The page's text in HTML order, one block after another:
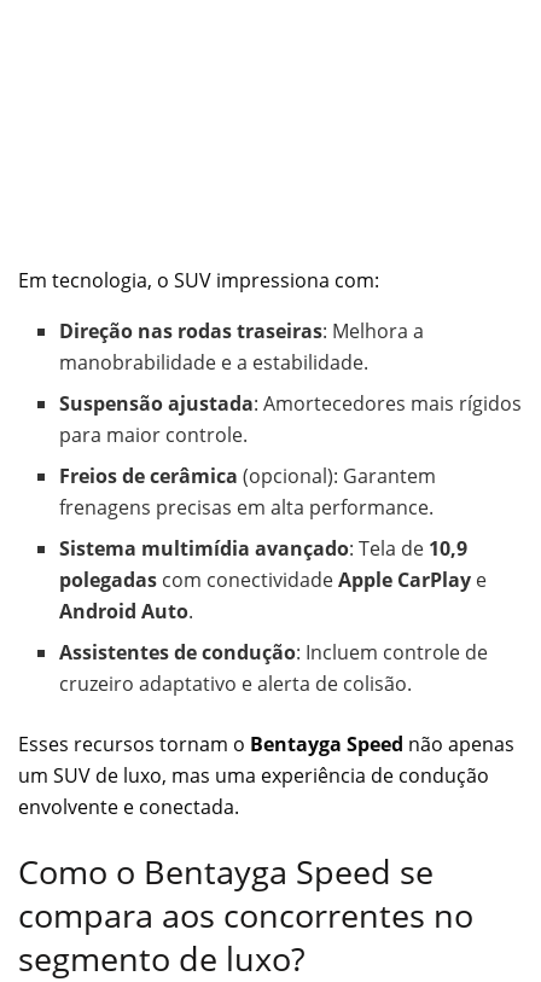
Em tecnologia, o SUV impressiona com:
Direção nas rodas traseiras: Melhora a
manobrabilidade e a estabilidade.
Suspensão ajustada: Amortecedores mais rígidos
para maior controle.
Freios de cerâmica (opcional): Garantem
frenagens precisas em alta performance.
Sistema multimídia avançado: Tela de 10,9
polegadas com conectividadeApple CarPlay e
Android Auto.
Assistentes de condução: Incluem controle de
cruzeiro adaptativo e alerta de colisão.
Esses recursos tornam o Bentayga Speed não apenas
um SUV de luxo, mas uma experiência de condução
envolvente e conectada.
Como o Bentayga Speed se
compara aos concorrentes no
segmento de luxo?